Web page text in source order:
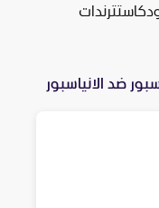
ترندات
ضد الانياسبور